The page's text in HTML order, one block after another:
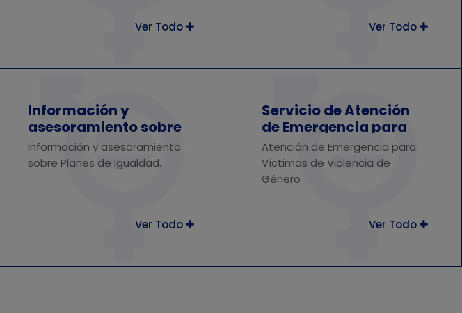
Ver Todo Ver Todo
Información y
asesoramiento sobre
Planes de Igualdad.
Información y asesoramiento
sobre Planes de Igualdad.
Ver Todo
Servicio de Atención
de Emergencia para
Víctimas de Violencia
de Género
Atención de Emergencia para
Víctimas de Violencia de
Género
Ver Todo